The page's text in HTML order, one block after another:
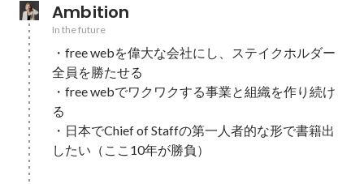
Ambition
In the future
・free webを偉大な会社にし、ステイクホルダー
全員を勝たせる
・free webでワクワクする事業と組織を作り続け
る
・日本でChief of Staffの第一人者的な形で書籍出
したい（ここ10年が勝負）